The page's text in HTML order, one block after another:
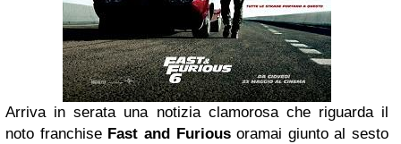
Arriva in serata una notizia clamorosa che riguarda il
noto franchise Fast and Furiousoramai giunto al sesto